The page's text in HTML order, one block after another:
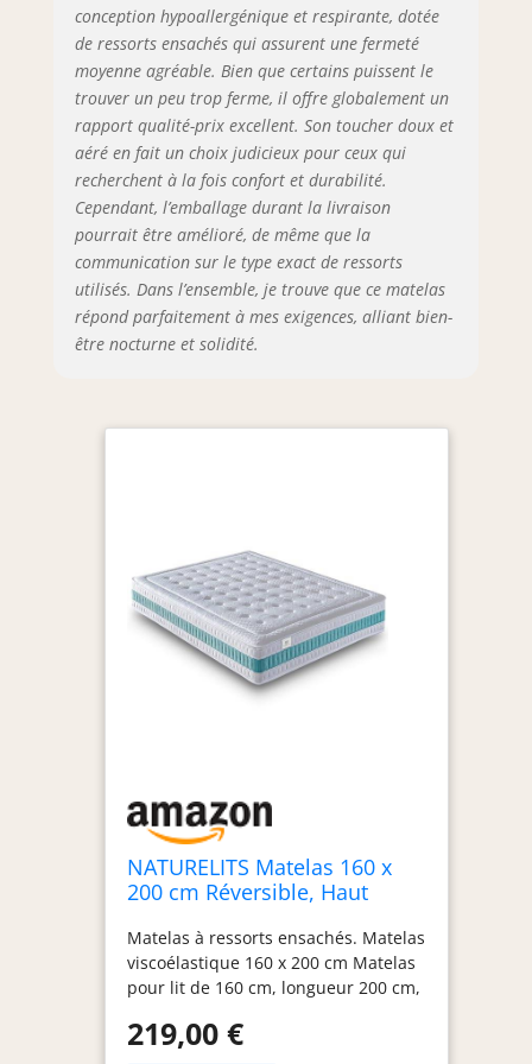
retirez le plastique d'emballage sous
vide avant 1 mois à partir de l'achat.
Avec la garantie de retour de
NatureLits.
conception hypoallergénique et respirante, dotée
de ressorts ensachés qui assurent une fermeté
moyenne agréable. Bien que certains puissent le
trouver un peu trop ferme, il offre globalement un
rapport qualité-prix excellent. Son toucher doux et
aéré en fait un choix judicieux pour ceux qui
recherchent à la fois confort et durabilité.
Cependant, l’emballage durant la livraison
pourrait être amélioré, de même que la
communication sur le type exact de ressorts
utilisés. Dans l’ensemble, je trouve que ce matelas
répond parfaitement à mes exigences, alliant bien-
être nocturne et solidité.
NATURELITS Matelas 160 x
200 cm Réversible, Haut
Anti-Acariens et Respirant,
Ressorts Ensachés Visco,
Ferme Moyenne, Serene
Matelas à ressorts ensachés. Matelas
viscoélastique 160 x 200 cm Matelas
pour lit de 160 cm, longueur 200 cm,
Matelas double face réversible.
219,00 €